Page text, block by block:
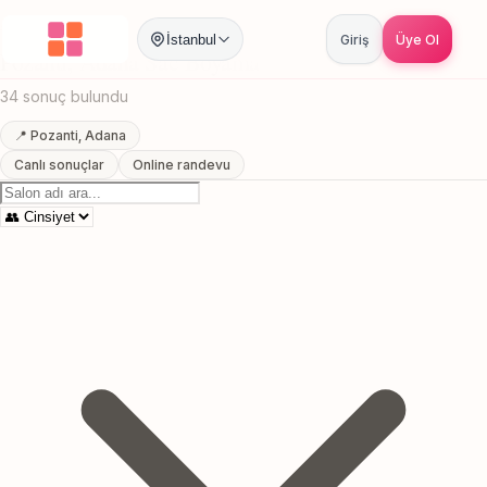
İstanbul Giriş Üye Ol
Anasayfa / Adana Pozanti Sac Boyama
Pozanti, Adana Sac Boyama
34 sonuç bulundu
📍 Pozanti, Adana
Canlı sonuçlar
Online randevu